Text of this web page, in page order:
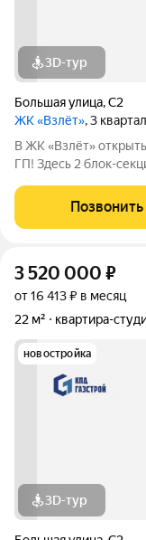
3D-тур
Большая улица,С2
ЖК «Взлёт», 3
В ЖК «Взлёт»
ГП! Здесь 2 блок-
холлов,
традиционно,
Позвонить
3 520 000 ₽
от 16 413 ₽ в месяц
22 м²
квартира-
новостройка
3D-тур